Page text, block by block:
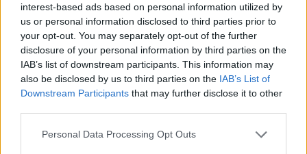
interest-based ads based on personal information utilized by
us or personal information disclosed to third parties prior to
your opt-out. You may separately opt-out of the further
disclosure of your personal information by third parties on the
IAB’s list of downstream participants. This information may
also be disclosed by us to third parties on the IAB’s List of
Downstream Participants that may further disclose it to other
Personal Data Processing Opt Outs